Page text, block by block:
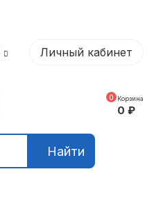
Личный кабинет
Найти
0 Корзина
0 ₽